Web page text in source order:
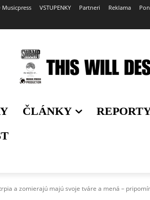
Musicpress VSTUPENKY Partneri Reklama
ČLÁNKY
a zomierajú majú svoje tváre a mená –